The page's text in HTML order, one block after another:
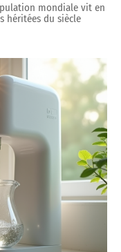
mondiale vit en
héritées du siècle